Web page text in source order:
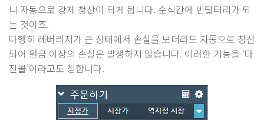
니 자동으로 강제 청산이 되게 됩니다. 순식간에 빈털터리가 되
는 것이죠.
다행히 레버리지가 큰 상태에서 손실을 보더라도 자동으로 청산
되어 원금 이상의 손실은 발생하지 않습니다. 이러한 기능을 ‘마
진콜’이라고도 칭합니다.